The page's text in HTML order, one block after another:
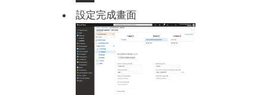
設定完成畫面